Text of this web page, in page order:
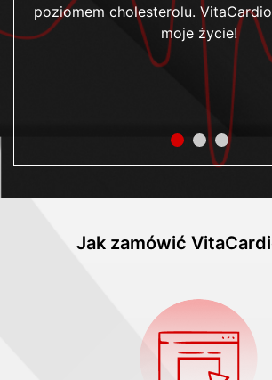
poziomem cholesterolu.
moje życie!
Jak zamówić